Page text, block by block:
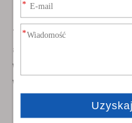
Tolerancj
a
wymiaro
wa
ustawienie w
układach
zapobiegając
problemom z
przemieszczenie